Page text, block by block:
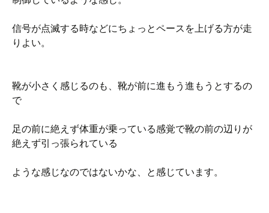
信号が点滅する時などにちょっとペースを上げる方が走
りよい。
靴が小さく感じるのも、靴が前に進もう進もうとするの
で
足の前に絶えず体重が乗っている感覚で靴の前の辺りが
絶えず引っ張られている
ような感じなのではないかな、と感じています。